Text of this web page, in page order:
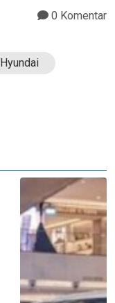
0 Komentar
Hyundai